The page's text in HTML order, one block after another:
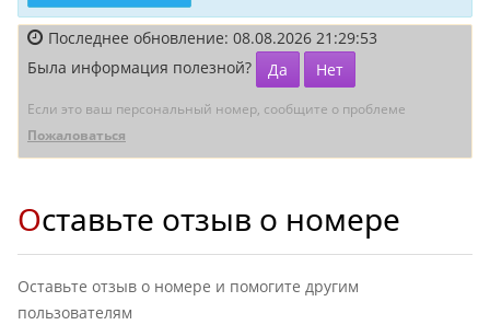
Последнее обновление: 08.08.2026 21:29:53
Была информация полезной?
Да Нет
Если это ваш персональный номер, сообщите о проблеме
Пожаловаться
Оставьте отзыв о номере
Оставьте отзыв о номере и помогите другим
пользователям